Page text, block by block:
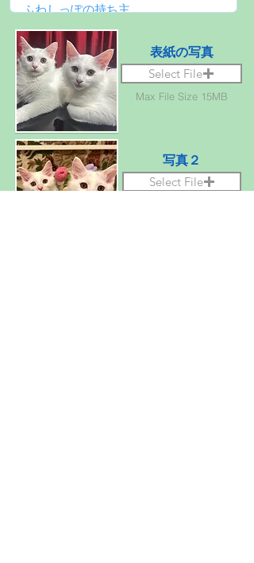
表紙の写真
Select File
Max File Size 15MB
写真２
Select File